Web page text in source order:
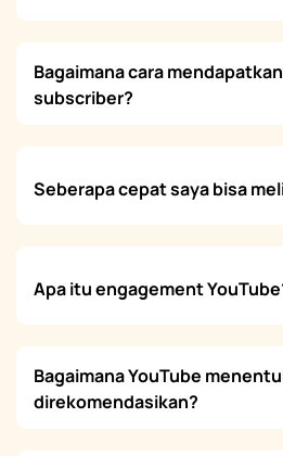
Bagaimana cara
subscriber?
Seberapa cepat saya bisa
Apa itu engagement
Bagaimana YouTube
direkomendasikan?